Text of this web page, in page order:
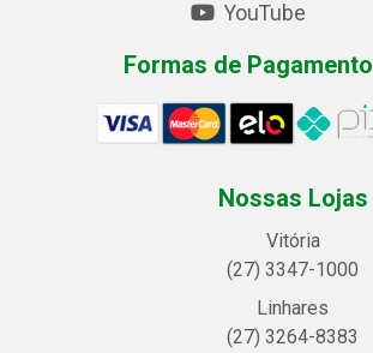
YouTube
Formas de Pagamento
Nossas Lojas
Vitória
(27) 3347-1000
Linhares
(27) 3264-8383